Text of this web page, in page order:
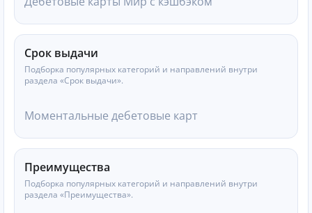
Срок выдачи
Подборка популярных категорий и направлений внутри
раздела «Срок выдачи».
Моментальные дебетовые карт
Преимущества
Подборка популярных категорий и направлений внутри
раздела «Преимущества».